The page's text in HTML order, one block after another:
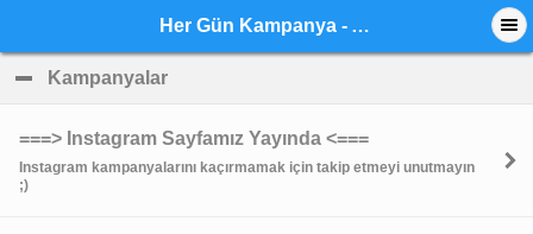
Her Gün Kampanya - Anasayfa
Kampanyalar
===> Instagram Sayfamız Yayında <===
Instagram kampanyalarını kaçırmamak için takip etmeyi unutmayın
;)